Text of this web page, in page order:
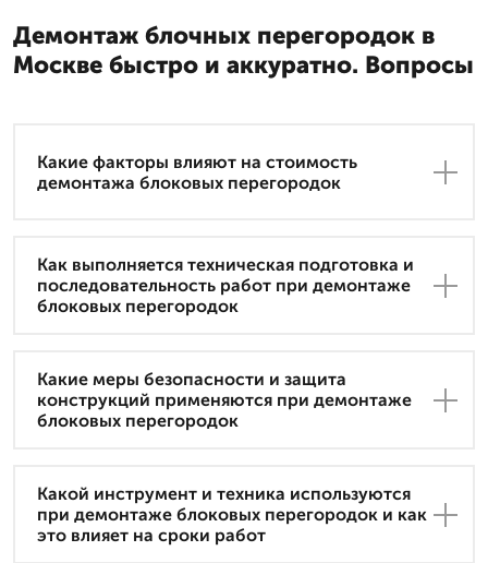
Демонтаж блочных перегородок в
Москве быстро и аккуратно. Вопросы
Какие факторы влияют на стоимость
демонтажа блоковых перегородок
Как выполняется техническая подготовка и
последовательность работ при демонтаже
блоковых перегородок
Какие меры безопасности и защита
конструкций применяются при демонтаже
блоковых перегородок
Какой инструмент и техника используются
при демонтаже блоковых перегородок и как
это влияет на сроки работ